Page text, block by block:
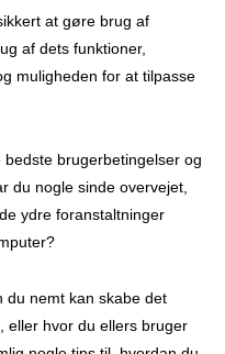
at gøre brug af
af dets funktioner,
muligheden for at tilpasse
brugerbetingelser og
du nogle sinde overvejet,
ydre foranstaltninger
du nemt kan skabe det
eller hvor du ellers bruger